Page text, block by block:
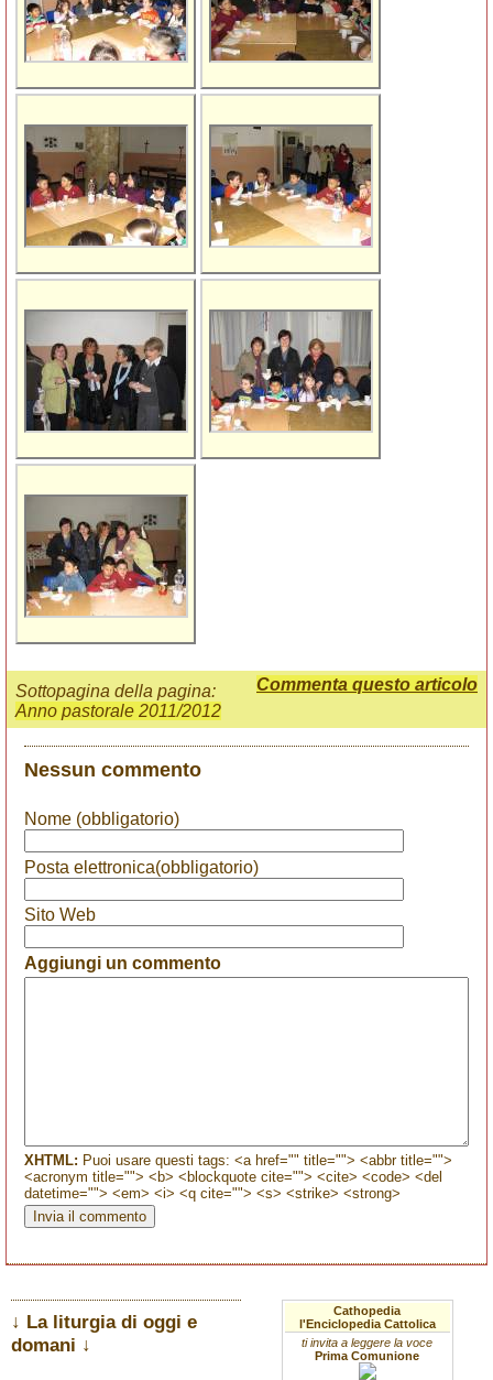
Commenta questo articolo
Sottopagina della pagina:
Anno pastorale 2011/2012
Nessun commento
Nome (obbligatorio)
Posta elettronica(obbligatorio)
Sito Web
Aggiungi un commento
XHTML: Puoi usare questi tags: <a href="" title=""> <abbr title="">
<acronym title=""> <b> <blockquote cite=""> <cite> <code> <del
datetime=""> <em> <i> <q cite=""> <s> <strike> <strong>
↓ La liturgia di oggi e
domani ↓
Cathopedia
l'Enciclopedia Cattolica
ti invita a leggere la voce
Prima Comunione